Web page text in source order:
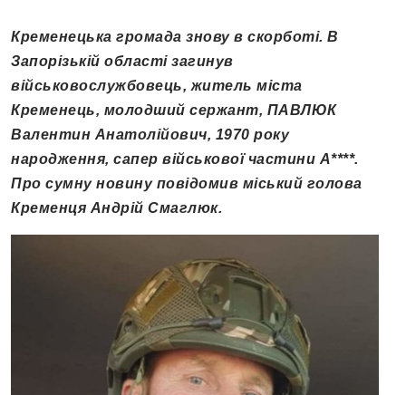
Кременецька громада знову в скорботі. В
Запорізькій області загинув
військовослужбовець, житель міста
Кременець, молодший сержант, ПАВЛЮК
Валентин Анатолійович, 1970 року
народження, сапер військової частини А****.
Про сумну новину повідомив міський голова
Кременця Андрій Смаглюк.